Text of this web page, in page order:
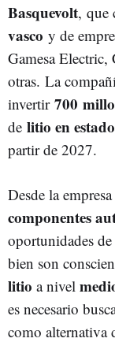
Basquevolt, que
vasco y de
Gamesa
otras. La
invertir 700
de litio en estado
partir de 2027.
Desde la
componentes
oportunidades
bien son
litio a nivel
es necesario
como alternativa